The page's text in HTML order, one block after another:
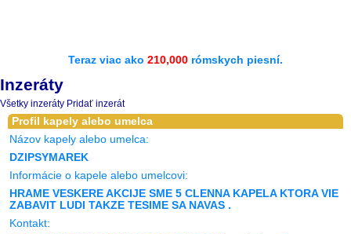
Teraz viac ako 210,000 rómskych piesní.
Inzeráty
Všetky inzeráty Pridať inzerát
Profil kapely alebo umelca
Názov kapely alebo umelca:
DZIPSYMAREK
Informácie o kapele alebo umelcovi:
HRAME VESKERE AKCIJE SME 5 CLENNA KAPELA KTORA VIE
ZABAVIT LUDI TAKZE TESIME SA NAVAS .
Kontakt: